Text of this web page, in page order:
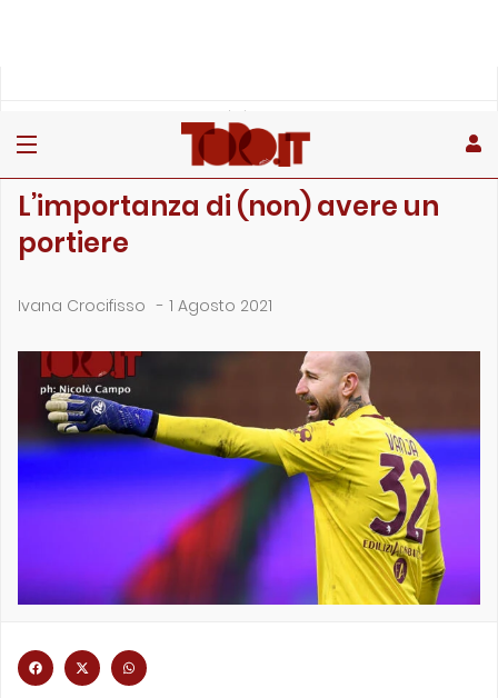
L’importanza di (non) avere un
portiere
Ivana Crocifisso - 1 Agosto 2021